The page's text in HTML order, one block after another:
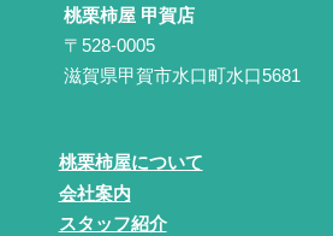
桃栗柿屋 甲賀店
〒528-0005
滋賀県甲賀市水口町水口5681
桃栗柿屋について
会社案内
スタッフ紹介